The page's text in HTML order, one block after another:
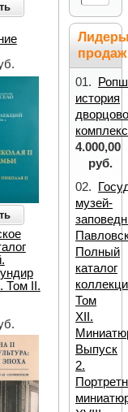
Том II.
продаж
01.
история
4.000,00
руб.
02.
музей-
Полный
каталог
Том
XII.
Выпуск
2.